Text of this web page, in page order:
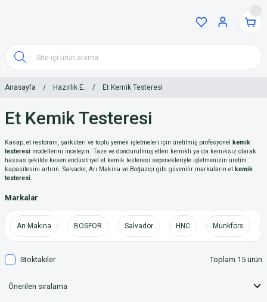
Anasayfa Hazırlık E. Et Kemik Testeresi
Et Kemik Testeresi
Kasap, et restoranı, şarküteri ve toplu yemek işletmeleri için üretilmiş profesyonel
kemik
testeresi modellerini inceleyin. Taze ve dondurulmuş etleri kemikli ya da kemiksiz olarak
hassas şekilde kesen endüstriyel et kemik testeresi seçenekleriyle işletmenizin üretim
kapasitesini artırın. Salvador, Arı Makina ve Boğaziçi gibi güvenilir markaların et kemik
testeresi.
Markalar
Arı Makina BOSFOR Salvador HNC Munkfors
Stoktakiler Toplam 15 ürün